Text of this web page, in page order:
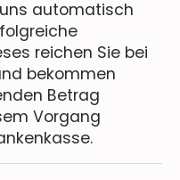
automatisch
reichen Sie bei
bekommen
Betrag
Vorgang